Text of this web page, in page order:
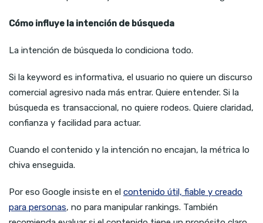
Cómo influye la intención de búsqueda
La intención de búsqueda lo condiciona todo.
Si la keyword es informativa, el usuario no quiere un discurso
comercial agresivo nada más entrar. Quiere entender. Si la
búsqueda es transaccional, no quiere rodeos. Quiere claridad,
confianza y facilidad para actuar.
Cuando el contenido y la intención no encajan, la métrica lo
chiva enseguida.
Por eso Google insiste en el contenido útil, fiable y creado
para personas, no para manipular rankings. También